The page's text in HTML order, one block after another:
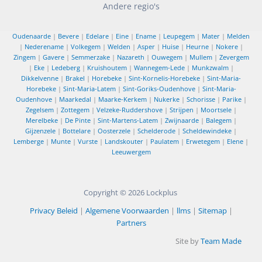
Andere regio's
Oudenaarde | Bevere | Edelare | Eine | Ename | Leupegem | Mater | Melden
| Nederename| Volkegem| Welden | Asper| Huise| Heurne| Nokere|
Zingem| Gavere| Semmerzake| Nazareth | Ouwegem| Mullem| Zevergem
| Eke| Ledeberg| Kruishoutem| Wannegem-Lede| Munkzwalm|
Dikkelvenne | Brakel | Horebeke | Sint-Kornelis-Horebeke | Sint-Maria-
Horebeke| Sint-Maria-Latem| Sint-Goriks-Oudenhove| Sint-Maria-
Oudenhove| Maarkedal | Maarke-Kerkem| Nukerke| Schorisse| Parike|
Zegelsem| Zottegem| Velzeke-Ruddershove| Strijpen | Moortsele|
Merelbeke| De Pinte| Sint-Martens-Latem| Zwijnaarde| Balegem|
Gijzenzele | Bottelare | Oosterzele | Schelderode | Scheldewindeke |
Lemberge | Munte | Vurste | Landskouter | Paulatem | Erwetegem | Elene |
Leeuwergem
Copyright © 2026 Lockplus
Privacy Beleid | Algemene Voorwaarden | llms| Sitemap|
Partners
Site byTeam Made